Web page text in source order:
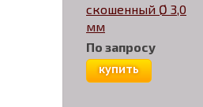
скошенный Ø 3,0
мм
По запросу
купить